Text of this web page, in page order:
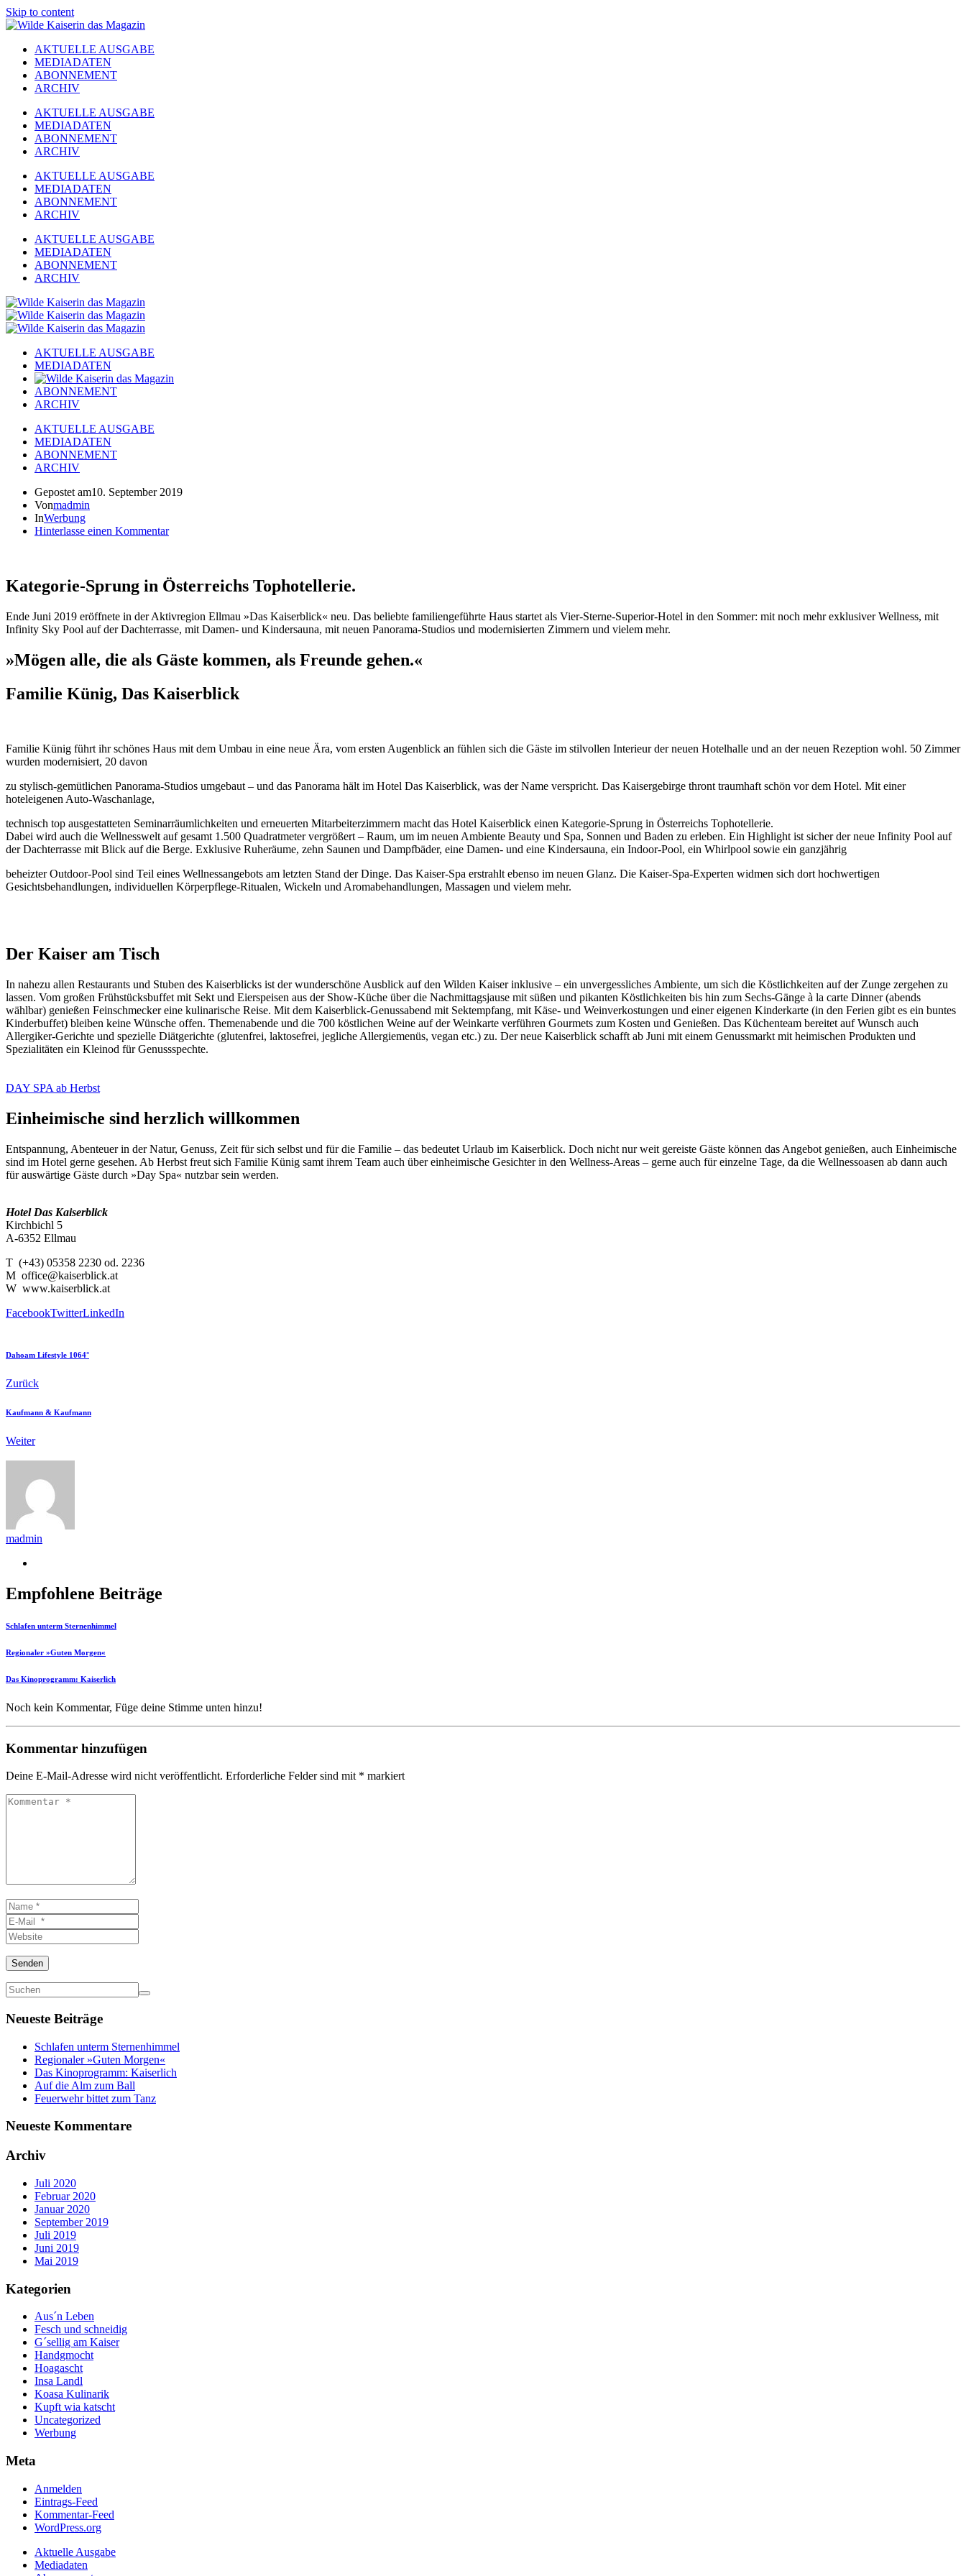
Skip to content
AKTUELLE AUSGABE
MEDIADATEN
ABONNEMENT
ARCHIV
AKTUELLE AUSGABE
MEDIADATEN
ABONNEMENT
ARCHIV
AKTUELLE AUSGABE
MEDIADATEN
ABONNEMENT
ARCHIV
AKTUELLE AUSGABE
MEDIADATEN
ABONNEMENT
ARCHIV
AKTUELLE AUSGABE
MEDIADATEN
ABONNEMENT
ARCHIV
AKTUELLE AUSGABE
MEDIADATEN
ABONNEMENT
ARCHIV
Gepostet am10. September 2019
Vonmadmin
InWerbung
Hinterlasse einen Kommentar
Kategorie-Sprung in Österreichs Tophotellerie.
Ende Juni 2019 eröffnete in der Aktivregion Ellmau »Das Kaiserblick« neu. Das beliebte familiengeführte Haus startet als Vier-Sterne-Superior-Hotel in den Sommer: mit noch mehr exklusiver Wellness, mit
Infinity Sky Pool auf der Dachterrasse, mit Damen- und Kindersauna, mit neuen Panorama-Studios und modernisierten Zimmern und vielem mehr.
»Mögen alle, die als Gäste kommen, als Freunde gehen.«
Familie Künig, Das Kaiserblick
Familie Künig führt ihr schönes Haus mit dem Umbau in eine neue Ära, vom ersten Augenblick an fühlen sich die Gäste im stilvollen Interieur der neuen Hotelhalle und an der neuen Rezeption wohl. 50 Zimmer
wurden modernisiert, 20 davon
zu stylisch-gemütlichen Panorama-Studios umgebaut – und das Panorama hält im Hotel Das Kaiserblick, was der Name verspricht. Das Kaisergebirge thront traumhaft schön vor dem Hotel. Mit einer
hoteleigenen Auto-Waschanlage,
technisch top ausgestatteten Seminarräumlichkeiten und erneuerten Mitarbeiterzimmern macht das Hotel Kaiserblick einen Kategorie-Sprung in Österreichs Tophotellerie.
Dabei wird auch die Wellnesswelt auf gesamt 1.500 Quadratmeter vergrößert – Raum, um im neuen Ambiente Beauty und Spa, Sonnen und Baden zu erleben. Ein Highlight ist sicher der neue Infinity Pool auf
der Dachterrasse mit Blick auf die Berge. Exklusive Ruheräume, zehn Saunen und Dampfbäder, eine Damen- und eine Kindersauna, ein Indoor-Pool, ein Whirlpool sowie ein ganzjährig
beheizter Outdoor-Pool sind Teil eines Wellnessangebots am letzten Stand der Dinge. Das Kaiser-Spa erstrahlt ebenso im neuen Glanz. Die Kaiser-Spa-Experten widmen sich dort hochwertigen
Gesichtsbehandlungen, individuellen Körperpflege-Ritualen, Wickeln und Aromabehandlungen, Massagen und vielem mehr.
Der Kaiser am Tisch
In nahezu allen Restaurants und Stuben des Kaiserblicks ist der wunderschöne Ausblick auf den Wilden Kaiser inklusive – ein unvergessliches Ambiente, um sich die Köstlichkeiten auf der Zunge zergehen zu
lassen. Vom großen Frühstücksbuffet mit Sekt und Eierspeisen aus der Show-Küche über die Nachmittagsjause mit süßen und pikanten Köstlichkeiten bis hin zum Sechs-Gänge à la carte Dinner (abends
wählbar) genießen Feinschmecker eine kulinarische Reise. Mit dem Kaiserblick-Genussabend mit Sektempfang, mit Käse- und Weinverkostungen und einer eigenen Kinderkarte (in den Ferien gibt es ein buntes
Kinderbuffet) bleiben keine Wünsche offen. Themenabende und die 700 köstlichen Weine auf der Weinkarte verführen Gourmets zum Kosten und Genießen. Das Küchenteam bereitet auf Wunsch auch
Allergiker-Gerichte und spezielle Diätgerichte (glutenfrei, laktosefrei, jegliche Allergiemenüs, vegan etc.) zu. Der neue Kaiserblick schafft ab Juni mit einem Genussmarkt mit heimischen Produkten und
Spezialitäten ein Kleinod für Genussspechte.
DAY SPA ab Herbst
Einheimische sind herzlich willkommen
Entspannung, Abenteuer in der Natur, Genuss, Zeit für sich selbst und für die Familie – das bedeutet Urlaub im Kaiserblick. Doch nicht nur weit gereiste Gäste können das Angebot genießen, auch Einheimische
sind im Hotel gerne gesehen. Ab Herbst freut sich Familie Künig samt ihrem Team auch über einheimische Gesichter in den Wellness-Areas – gerne auch für einzelne Tage, da die Wellnessoasen ab dann auch
für auswärtige Gäste durch »Day Spa« nutzbar sein werden.
Hotel Das Kaiserblick
Kirchbichl 5
A-6352 Ellmau
T (+43) 05358 2230 od. 2236
M office@kaiserblick.at
W www.kaiserblick.at
FacebookTwitterLinkedIn
Dahoam Lifestyle 1064°
Zurück
Kaufmann & Kaufmann
Weiter
madmin
Empfohlene Beiträge
Schlafen unterm Sternenhimmel
Regionaler »Guten Morgen«
Das Kinoprogramm: Kaiserlich
Noch kein Kommentar, Füge deine Stimme unten hinzu!
Kommentar hinzufügen
Deine E-Mail-Adresse wird nicht veröffentlicht. Erforderliche Felder sind mit * markiert
Kommentar
Name
*E-
Mail
*
Website
Senden
Neueste Beiträge
Schlafen unterm Sternenhimmel
Regionaler »Guten Morgen«
Das Kinoprogramm: Kaiserlich
Auf die Alm zum Ball
Feuerwehr bittet zum Tanz
Neueste Kommentare
Archiv
Juli 2020
Februar 2020
Januar 2020
September 2019
Juli 2019
Juni 2019
Mai 2019
Kategorien
Aus´n Leben
Fesch und schneidig
G´sellig am Kaiser
Handgmocht
Hoagascht
Insa Landl
Koasa Kulinarik
Kupft wia katscht
Uncategorized
Werbung
Meta
Anmelden
Eintrags-Feed
Kommentar-Feed
WordPress.org
Aktuelle Ausgabe
Mediadaten